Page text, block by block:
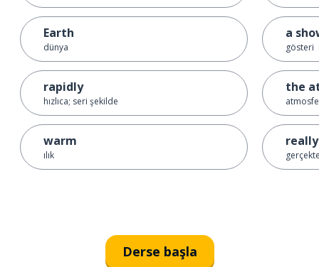
Earth
dünya
rapidly
hızlıca; seri şekilde
warm
ılık
a
gösteri
the
really
Derse başla